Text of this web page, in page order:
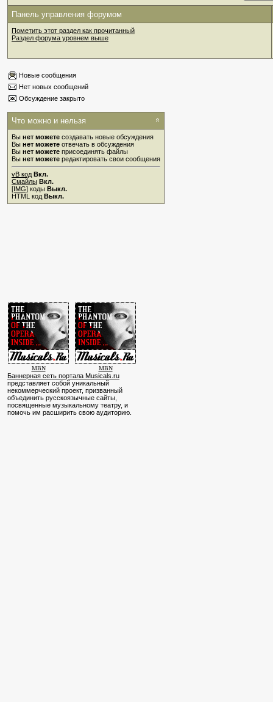
Панель управления форумом
Пометить этот раздел как прочитанный
Раздел форума уровнем выше
Новые сообщения
Нет новых сообщений
Обсуждение закрыто
Что можно и нельзя
Вы нет можете создавать новые обсуждения
Вы нет можете отвечать в обсуждения
Вы нет можете присоединять файлы
Вы нет можете редактировать свои сообщения
vB код Вкл.
Смайлы Вкл.
[IMG] коды Выкл.
HTML код Выкл.
MBN MBN
Баннерная сеть портала Musicals.ru
представляет собой уникальный
некоммерческий проект, призванный
объединить русскоязычные сайты,
посвященные музыкальному театру, и
помочь им расширить свою аудиторию.